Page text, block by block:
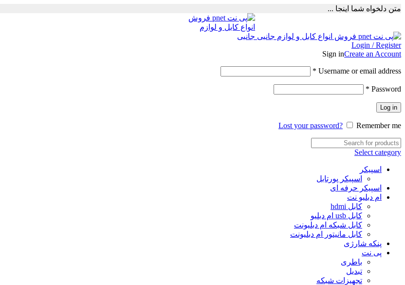
متن دلخواه شما اینجا ...
Login / Register
Sign inCreate an Account
Username or email address
*
Password
*
Log in
Lost your password? Remember me
Select category
اسپیکر
اسپیکر پورتابل
اسپیکر حرفه ای
ام دبلیو نت
کابل hdmi
کابل usb ام دبلیو
کابل شبکه ام دبلیونت
کابل مانیتور ام دبلیونت
پنکه شارژی
پی نت
باطری
تبدیل
تجهیزات شبکه